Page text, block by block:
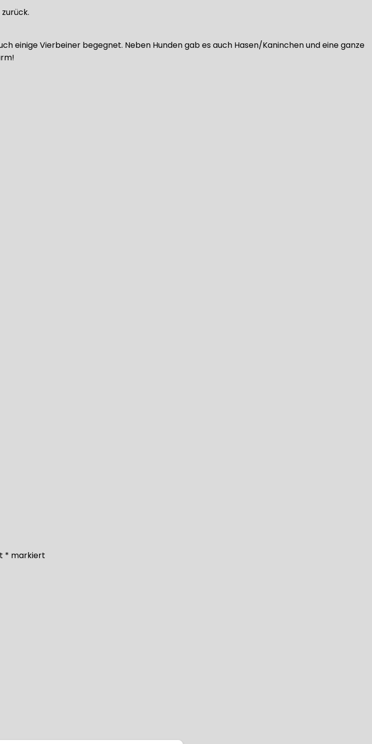
einige Vierbeiner begegnet. Neben Hunden gab es auch Hasen/Kaninchen und eine ganze
* markiert